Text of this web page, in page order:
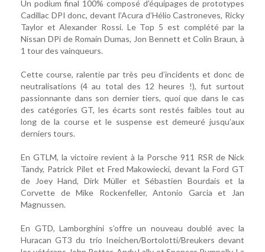
Un podium final 100% composé d’équipages de prototypes
Cadillac DPI donc, devant l’Acura d’Hélio Castroneves, Ricky
Taylor et Alexander Rossi. Le Top 5 est complété par la
Nissan DPi de Romain Dumas, Jon Bennett et Colin Braun, à
1 tour des vainqueurs.
Cette course, ralentie par très peu d’incidents et donc de
neutralisations (4 au total des 12 heures !), fut surtout
passionnante dans son dernier tiers, quoi que dans le cas
des catégories GT, les écarts sont restés faibles tout au
long de la course et le suspense est demeuré jusqu’aux
derniers tours.
En GTLM, la victoire revient à la Porsche 911 RSR de Nick
Tandy, Patrick Pilet et Fred Makowiecki, devant la Ford GT
de Joey Hand, Dirk Müller et Sébastien Bourdais et la
Corvette de Mike Rockenfeller, Antonio Garcia et Jan
Magnussen.
En GTD, Lamborghini s’offre un nouveau doublé avec la
Huracan GT3 du trio Ineichen/Bortolotti/Breukers devant